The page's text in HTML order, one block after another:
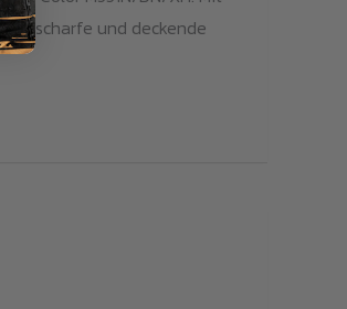
und deckende